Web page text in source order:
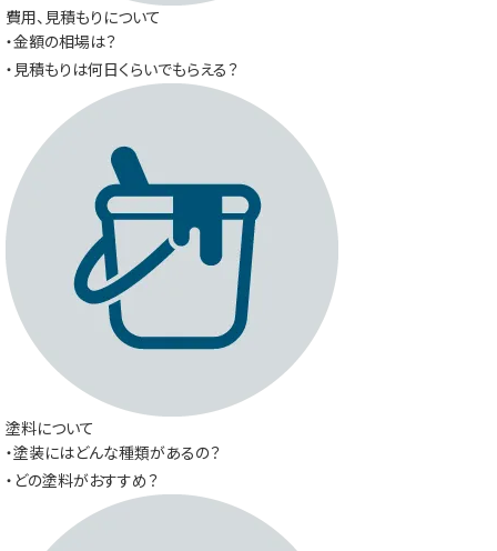
費用、見積もりについて
・金額の相場は？
・見積もりは何日くらいでもらえる？
塗料について
・塗装にはどんな種類があるの？
・どの塗料がおすすめ？